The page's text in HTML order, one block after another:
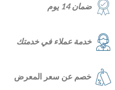
ضمان 14 يوم
خدمة عملاء في خدمتك
خصم عن سعر المعرض